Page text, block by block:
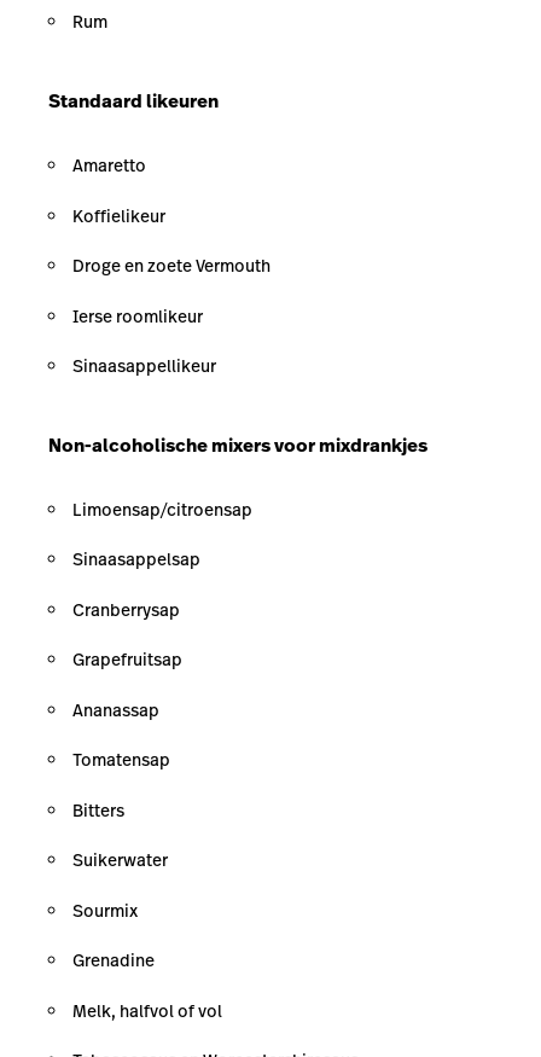
Rum
Standaard likeuren
Amaretto
Koffielikeur
Droge en zoete Vermouth
Ierse roomlikeur
Sinaasappellikeur
Non-alcoholische mixers voor mixdrankjes
Limoensap/citroensap
Sinaasappelsap
Cranberrysap
Grapefruitsap
Ananassap
Tomatensap
Bitters
Suikerwater
Sourmix
Grenadine
Melk, halfvol of vol